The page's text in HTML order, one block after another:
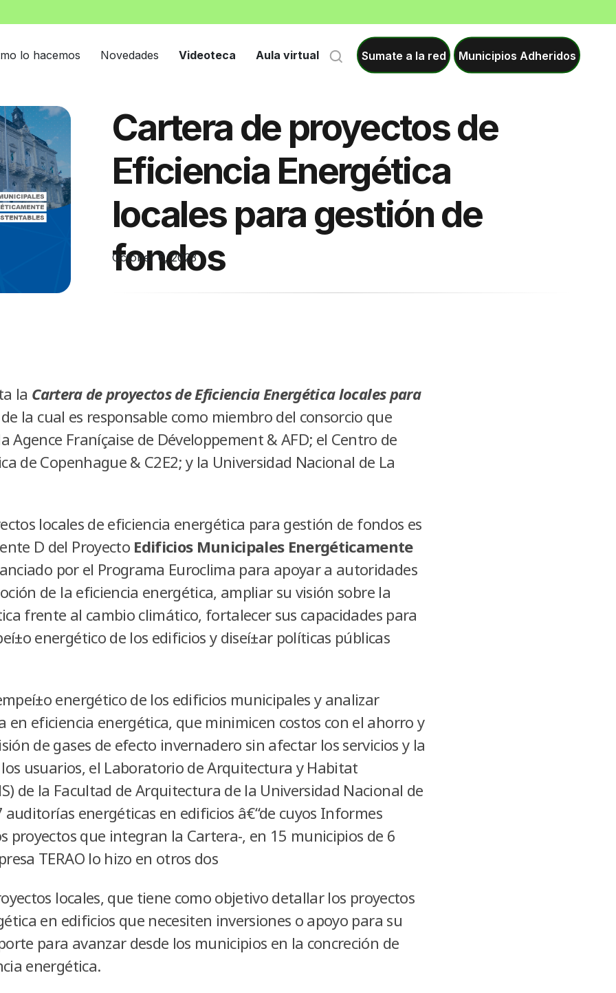
lo hacemos Novedades Videoteca Aula virtual Sumate a la red Municipios Adheridos
Cartera de proyectos de
Eficiencia Energética
locales para gestión de
fondos
October 6, 2023
la Cartera de proyectos de Eficiencia Energética locales para
la cual es responsable como miembro del consorcio que
Agence Franíçaise de Développement & AFD; el Centro de
de Copenhague & C2E2; y la Universidad Nacional de La
locales de eficiencia energética para gestión de fondos es
D del Proyecto Edificios Municipales Energéticamente
por el Programa Euroclima para apoyar a autoridades
de la eficiencia energética, ampliar su visión sobre la
frente al cambio climático, fortalecer sus capacidades para
energético de los edificios y diseí±ar polí­ticas públicas
energético de los edificios municipales y analizar
en eficiencia energética, que minimicen costos con el ahorro y
de gases de efecto invernadero sin afectar los servicios y la
usuarios, el Laboratorio de Arquitectura y Habitat
de la Facultad de Arquitectura de la Universidad Nacional de
auditorí­as energéticas en edificios â€“de cuyos Informes
proyectos que integran la Cartera-, en 15 municipios de 6
TERAO lo hizo en otros dos
locales, que tiene como objetivo detallar los proyectos
en edificios que necesiten inversiones o apoyo para su
para avanzar desde los municipios en la concreción de
energética.